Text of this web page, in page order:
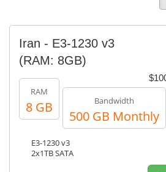
Iran - E3-1230 v3
(RAM: 8GB)
RAM
8 GB Bandwidth
500 GB Monthly
E3-1230 v3
2x1TB SATA